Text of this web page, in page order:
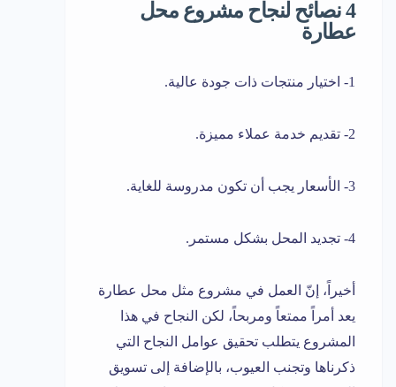
4 نصائح لنجاح مشروع محل
عطارة
1- اختيار منتجات ذات جودة عالية.
2- تقديم خدمة عملاء مميزة.
3- الأسعار يجب أن تكون مدروسة للغاية.
4- تجديد المحل بشكل مستمر.
أخيراً، إنّ العمل في مشروع مثل محل عطارة
يعد أمراً ممتعاً ومربحاً، لكن النجاح في هذا
المشروع يتطلب تحقيق عوامل النجاح التي
ذكرناها وتجنب العيوب، بالإضافة إلى تسويق